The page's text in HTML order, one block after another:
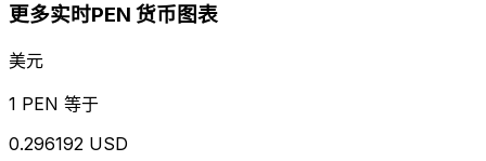
更多实时PEN 货币图表
美元
1 PEN 等于
0.296192 USD